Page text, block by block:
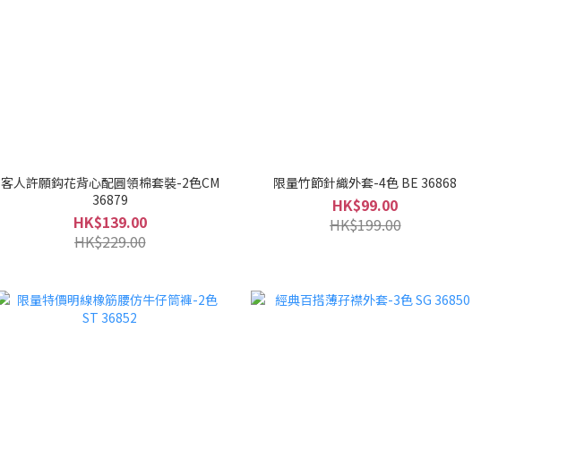
客人許願鈎花背心配圓領棉套裝-2色CM
36879
HK$139.00
HK$229.00
限量竹節針織外套-4色 BE 36868
HK$99.00
HK$199.00